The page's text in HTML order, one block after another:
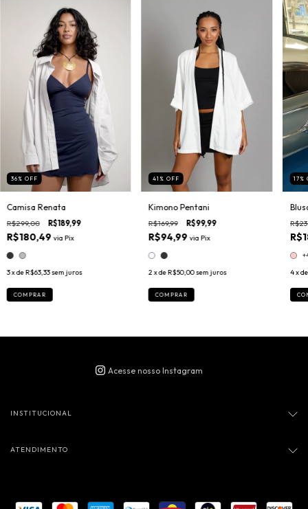
36 % OFF
Camisa Renata
R$299,00 R$189,99
R$180,49via Pix
3x deR$63,33sem juros
COMPRAR
41 % OFF
Kimono Pentani
R$169,99 R$99,99
R$94,99via Pix
2 x deR$50,00sem juros
COMPRAR
17 %
4x
INSTITUCIONAL
ATENDIMENTO